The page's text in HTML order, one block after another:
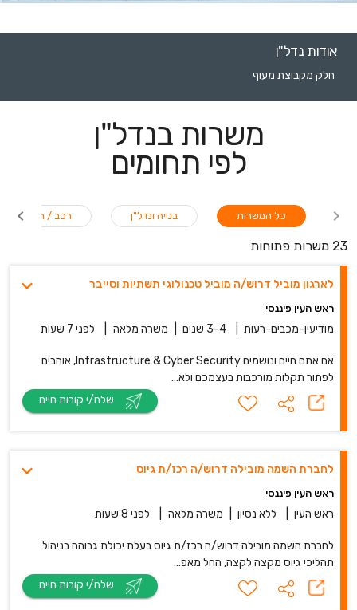
אודות נדל"ן
חלק מקבוצת מעוף
משרות בנדל"ן
לפי תחומים
רכב / תחבורה בנייה ונדל"ן כל המשרות
23 משרות פתוחות
לארגון מוביל דרוש/ה מוביל טכנולוגי תשתיות וסייבר
ראש העין פיננסי
מודיעין-מכבים-רעות 3-4 שנים משרה מלאה לפני 7 שעות
אם אתם חיים ונושמים Infrastructure & Cyber Security, אוהבים
לפתור תקלות מורכבות בעצמכם ולא...
לחברת השמה מובילה דרוש/ה רכז/ת גיוס
ראש העין פיננסי
ראש העין ללא נסיון משרה מלאה לפני 8 שעות
לחברת השמה מובילה דרוש/ה רכז/ת גיוס בעלת יכולת גבוהה בניהול
תהליכי גיוס מקצה לקצה, החל מאפ...